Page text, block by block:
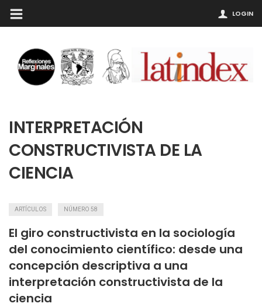
LOGIN
INTERPRETACIÓN
CONSTRUCTIVISTA DE LA
CIENCIA
ARTÍCULOS NÚMERO 58
El giro constructivista en la sociología
del conocimiento científico: desde una
concepción descriptiva a una
interpretación constructivista de la
ciencia